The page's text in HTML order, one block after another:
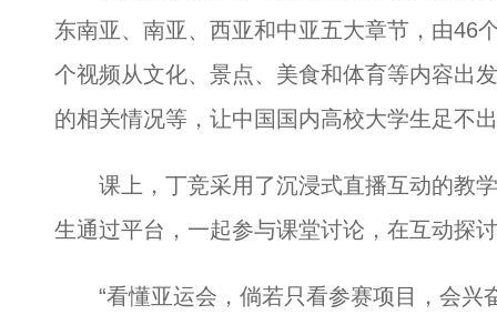
东南亚、南亚、西亚和中亚五大章节，由46
个视频从文化、景点、美食和体育等内容出
的相关情况等，让中国国内高校大学生足不
课上，丁竞采用了沉浸式直播互动的教学
生通过平台，一起参与课堂讨论，在互动探
“看懂亚运会，倘若只看参赛项目，会兴